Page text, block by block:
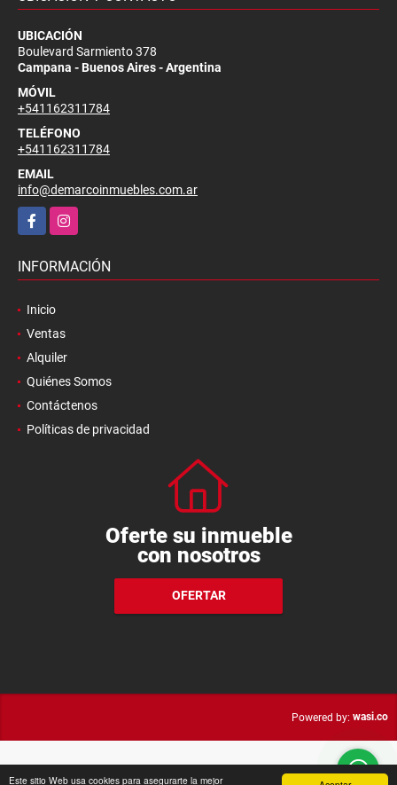
Este sitio Web usa cookies para asegurarte la mejor
UBICACIÓN
Boulevard Sarmiento 378
Campana - Buenos Aires - Argentina
MÓVIL
+541162311784
TELÉFONO
+541162311784
EMAIL
info@demarcoinmuebles.com.ar
FacebookInstagram
INFORMACIÓN
Inicio
Ventas
Alquiler
Quiénes Somos
Contáctenos
Políticas de privacidad
Oferte su inmueble
con nosotros
OFERTAR
Powered by: wasi.co